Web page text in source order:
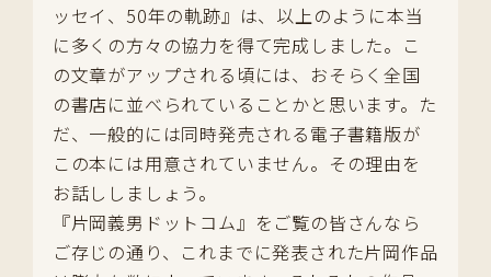
ッセイ、50年の軌跡』は、以上のように本当
に多くの方々の協力を得て完成しました。こ
の文章がアップされる頃には、おそらく全国
の書店に並べられていることかと思います。た
だ、一般的には同時発売される電子書籍版が
この本には用意されていません。その理由を
お話ししましょう。
『片岡義男ドットコム』をご覧の皆さんなら
ご存じの通り、これまでに発表された片岡作品